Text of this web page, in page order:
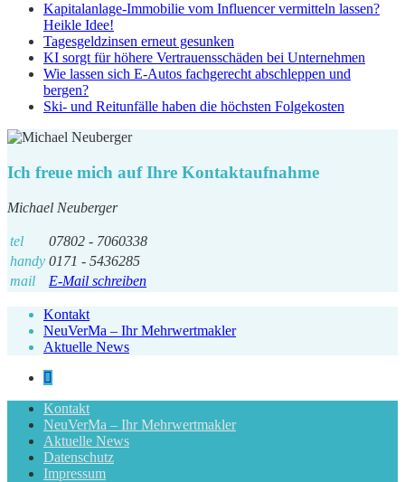
Kapitalanlage-Immobilie vom Influencer vermitteln lassen?
Heikle Idee!
Tagesgeldzinsen erneut gesunken
KI sorgt für höhere Vertrauensschäden bei Unternehmen
Wie lassen sich E-Autos fachgerecht abschleppen und
bergen?
Ski- und Reitunfälle haben die höchsten Folgekosten
Ich freue mich auf Ihre Kontaktaufnahme
Michael Neuberger
tel
07802 - 7060338
handy 0171 - 5436285
mail
E-Mail schreiben
Kontakt
NeuVerMa – Ihr Mehrwertmakler
Aktuelle News
Kontakt
NeuVerMa – Ihr Mehrwertmakler
Aktuelle News
Datenschutz
Impressum